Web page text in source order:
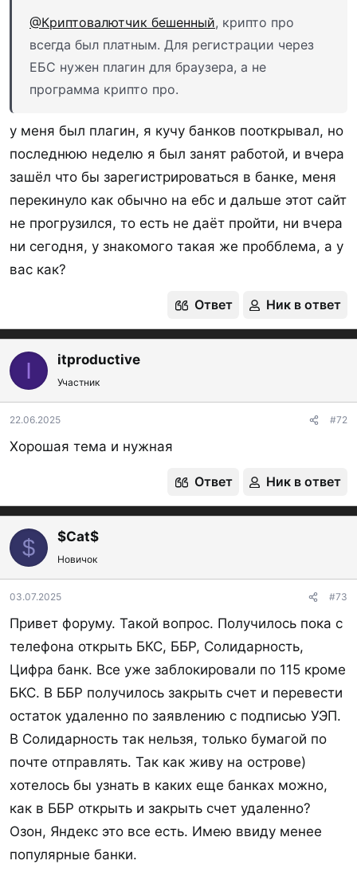
Синко банк
СНГБ
Совкомбанк
ТКБ
ИБ
УБРиР
Уралсиб
УралФД
Уралпромбанк
Форштадт
Хлынов
Челиндбанк
Челябинвестбанк
Энерготрансбанк
МП
Юникредит
ИБ
Последнее редактирование модератором:
Р
е
а
к
ц
и
:
@Криптовалютчик бешенный, крипто про
всегда был платным. Для регистрации через
ЕБС нужен плагин для браузера, а не
программа крипто про.
у меня был плагин, я кучу банков пооткрывал, но
последнюю неделю я был занят работой, и вчера
зашёл что бы зарегистрироваться в банке, меня
перекинуло как обычно на ебс и дальше этот сайт
не прогрузился, то есть не даёт пройти, ни вчера
ни сегодня, у знакомого такая же пробблема, а у
вас как?
Ответ Ник в ответ
I itproductive
Участник
22.06.2025 #72
Хорошая тема и нужная
Ответ Ник в ответ
$ $Cat$
Новичок
03.07.2025 #73
Привет форуму. Такой вопрос. Получилось пока с
телефона открыть БКС, ББР, Солидарность,
Цифра банк. Все уже заблокировали по 115 кроме
БКС. В ББР получилось закрыть счет и перевести
остаток удаленно по заявлению с подписью УЭП.
В Солидарность так нельзя, только бумагой по
почте отправлять. Так как живу на острове)
хотелось бы узнать в каких еще банках можно,
как в ББР открыть и закрыть счет удаленно?
Озон, Яндекс это все есть. Имею ввиду менее
популярные банки.